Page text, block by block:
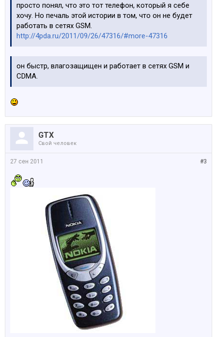
просто понял, что это тот телефон, который я себе
хочу. Но печаль этой истории в том, что он не будет
работать в сетях GSM.
http://4pda.ru/2011/09/26/47316/#more-47316
он быстр, влагозащищен и работает в сетях GSM и
CDMA.
GTX
Свой человек
#3
27 сен 2011